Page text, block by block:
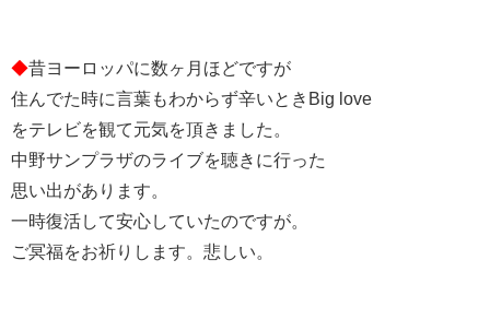
◆昔ヨーロッパに数ヶ月ほどですが
住んでた時に言葉もわからず辛いときBig love
をテレビを観て元気を頂きました。
中野サンプラザのライブを聴きに行った
思い出があります。
一時復活して安心していたのですが。
ご冥福をお祈りします。悲しい。